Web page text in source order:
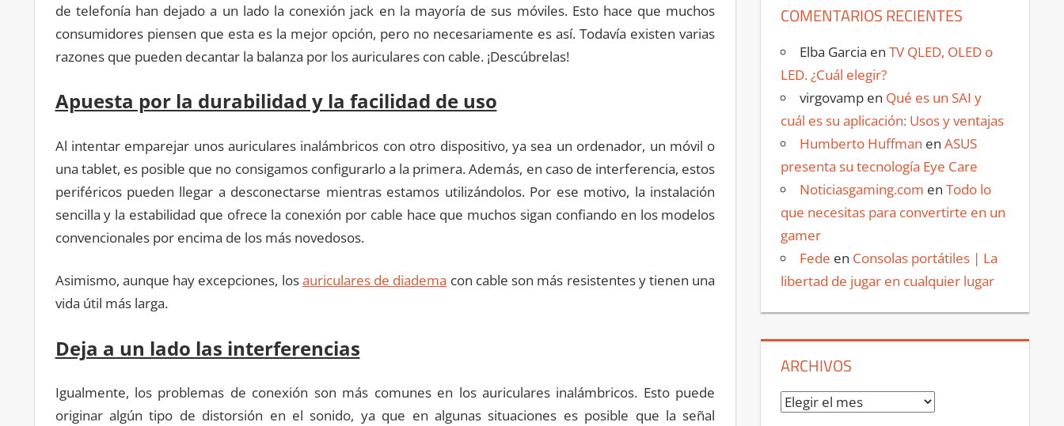
de telefonía han dejado a un lado la conexión jack en la mayoría de sus móviles. Esto hace que muchos
consumidores piensen que esta es la mejor opción, pero no necesariamente es así. Todavía existen varias
razones que pueden decantar la balanza por los auriculares con cable. ¡Descúbrelas!
Apuesta por la durabilidad y la facilidad de uso
Al intentar emparejar unos auriculares inalámbricos con otro dispositivo, ya sea un ordenador, un móvil o
una tablet, es posible que no consigamos configurarlo a la primera. Además, en caso de interferencia, estos
periféricos pueden llegar a desconectarse mientras estamos utilizándolos. Por ese motivo, la instalación
sencilla y la estabilidad que ofrece la conexión por cable hace que muchos sigan confiando en los modelos
convencionales por encima de los más novedosos.
Asimismo, aunque hay excepciones, losauriculares de diadema con cable son más resistentes y tienen una
vida útil más larga.
Deja a un lado las interferencias
Igualmente, los problemas de conexión son más comunes en los auriculares inalámbricos. Esto puede
originar algún tipo de distorsión en el sonido, ya que en algunas situaciones es posible que la señal
COMENTARIOS RECIENTES
Elba Garcia enTV QLED, OLED o
LED. ¿Cuál elegir?
virgovamp en Qué es un SAI y
cuál es su aplicación: Usos y ventajas
Humberto Huffman enASUS
presenta su tecnología Eye Care
Noticiasgaming.com enTodo lo
que necesitas para convertirte en un
gamer
Fede en Consolas portátiles | La
libertad de jugar en cualquier lugar
ARCHIVOS
Archivos